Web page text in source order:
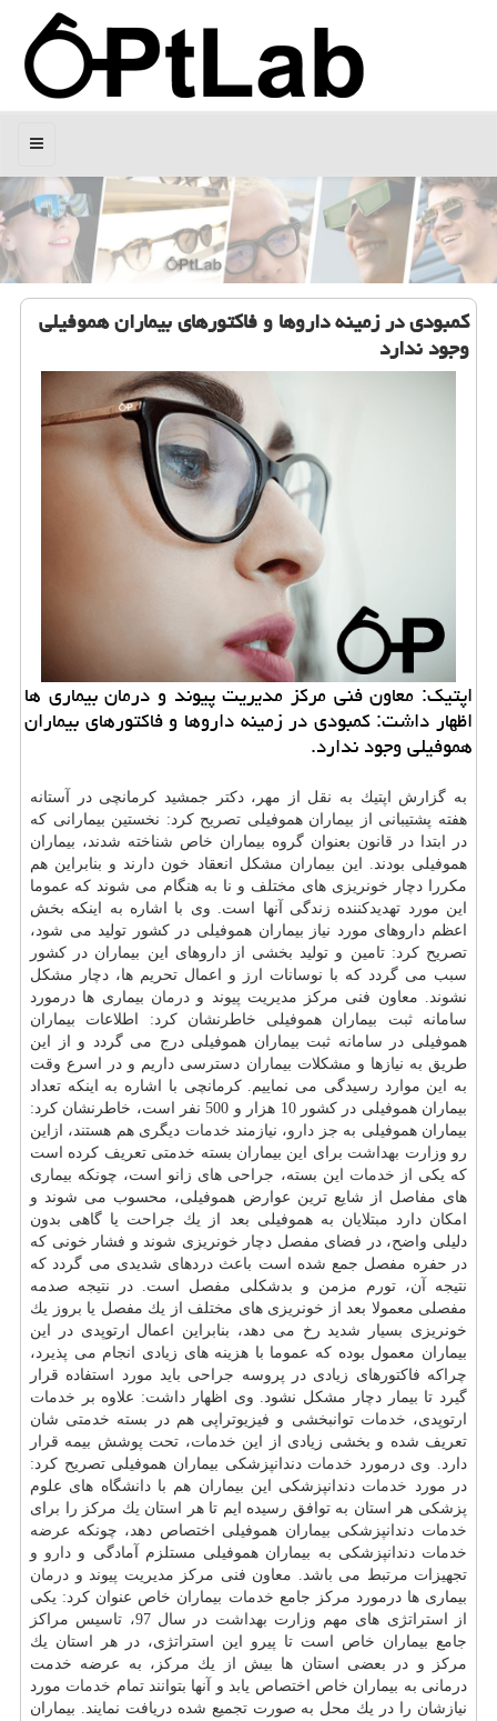
منو
كمبودی در زمینه داروها و فاكتورهای بیماران هموفیلی
وجود ندارد
اپتیك: معاون فنی مركز مدیریت پیوند و درمان بیماری ها
اظهار داشت: كمبودی در زمینه داروها و فاكتورهای بیماران
هموفیلی وجود ندارد.
به گزارش اپتیك به نقل از مهر، دكتر جمشید كرمانچی در آستانه
هفته پشتیبانی از بیماران هموفیلی تصریح كرد: نخستین بیمارانی كه
در ابتدا در قانون بعنوان گروه بیماران خاص شناخته شدند، بیماران
هموفیلی بودند. این بیماران مشكل انعقاد خون دارند و بنابراین هم
مكررا دچار خونریزی های مختلف و نا به هنگام می شوند كه عموما
این مورد تهدیدكننده زندگی آنها است. وی با اشاره به اینكه بخش
اعظم داروهای مورد نیاز بیماران هموفیلی در كشور تولید می شود،
تصریح كرد: تامین و تولید بخشی از داروهای این بیماران در كشور
سبب می گردد كه با نوسانات ارز و اعمال تحریم ها، دچار مشكل
نشوند. معاون فنی مركز مدیریت پیوند ودرمان بیماری ها درمورد
سامانه ثبت بیماران هموفیلی خاطرنشان كرد: اطلاعات بیماران
هموفیلی در سامانه ثبت بیماران هموفیلی درج می گردد و از این
طریق به نیازها و مشكلات بیماران دسترسی داریم و در اسرع وقت
به این موارد رسیدگی می نماییم. كرمانچی با اشاره به اینكه تعداد
بیماران هموفیلی در كشور 10 هزار و 500 نفر است، خاطرنشان كرد:
بیماران هموفیلی به جز دارو، نیازمند خدمات دیگری هم هستند، ازاین
رو وزارت بهداشت برای این بیماران بسته خدمتی تعریف كرده است
كه یكی از خدمات این بسته، جراحی های زانو است، چونكه بیماری
های مفاصل از شایع ترین عوارض هموفیلی، محسوب می شوند و
امكان دارد مبتلایان به هموفیلی بعد از یك جراحت یا گاهی بدون
دلیلی واضح، در فضای مفصل دچار خونریزی شوند و فشار خونی كه
در حفره مفصل جمع شده است باعث دردهای شدیدی می گردد كه
نتیجه آن، تورم مزمن و بدشكلی مفصل است. در نتیجه صدمه
مفصلی معمولا بعد از خونریزی های مختلف از یك مفصل یا بروز یك
خونریزی بسیار شدید رخ می دهد، بنابراین اعمال ارتوپدی در این
بیماران معمول بوده كه عموما با هزینه های زیادی انجام می پذیرد،
چراكه فاكتورهای زیادی در پروسه جراحی باید مورد استفاده قرار
گیرد تا بیمار دچار مشكل نشود. وی اظهار داشت: علاوه بر خدمات
ارتوپدی، خدمات توانبخشی و فیزیوتراپی هم در بسته خدمتی شان
تعریف شده و بخشی زیادی از این خدمات، تحت پوشش بیمه قرار
دارد. وی درمورد خدمات دندانپزشكی بیماران هموفیلی تصریح كرد:
در مورد خدمات دندانپزشكی این بیماران هم با دانشگاه های علوم
پزشكی هر استان به توافق رسیده ایم تا هر استان یك مركز را برای
خدمات دندانپزشكی بیماران هموفیلی اختصاص دهد، چونكه عرضه
خدمات دندانپزشكی به بیماران هموفیلی مستلزم آمادگی و دارو و
تجهیزات مرتبط می باشد. معاون فنی مركز مدیریت پیوند و درمان
بیماری ها درمورد مركز جامع خدمات بیماران خاص عنوان كرد: یكی
از استراتژی های مهم وزارت بهداشت
در سال 97، تاسیس مراكز
جامع بیماران خاص است تا پیرو این استراتژی، در هر استان یك
مركز و در بعضی استان ها بیش از یك مركز، به عرضه خدمت
درمانی به بیماران خاص اختصاص یابد و آنها بتوانند تمام خدمات مورد
نیازشان را در یك محل به صورت تجمیع شده دریافت نمایند. بیماران